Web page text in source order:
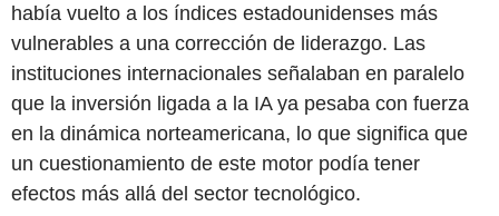
había vuelto a los índices estadounidenses más
vulnerables a una corrección de liderazgo. Las
instituciones internacionales señalaban en paralelo
que la inversión ligada a la IA ya pesaba con fuerza
en la dinámica norteamericana, lo que significa que
un cuestionamiento de este motor podía tener
efectos más allá del sector tecnológico.